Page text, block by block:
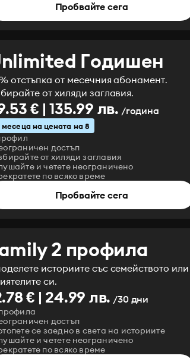
Пробвайте сега
Годишен
отстъпка от месечния абонамент.
от хиляди заглавия.
€ | 135.99 лв. /година
месеца на цената на 8
достъп
от хиляди заглавия
и четете неограничено
по всяко време
Пробвайте сега
2 профила
историите със семейството или
си.
€ | 24.99 лв. /30 дни
достъп
се заедно в света на историите
и четете неограничено
по всяко време